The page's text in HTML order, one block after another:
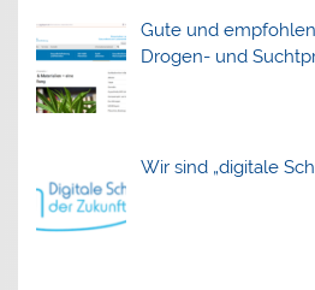
Gute und
Drogen- und
Wir sind „digitale